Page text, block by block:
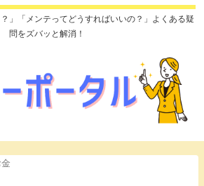
」「メンテってどうすればいいの？」よくある疑
問をズバッと解消！